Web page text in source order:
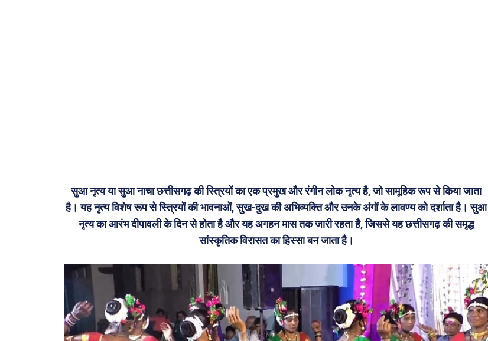
सुआ नृत्य या सुआ नाचा छत्तीसगढ़ की स्त्रियों का एक प्रमुख और रंगीन लोक नृत्य है, जो सामूहिक रूप से किया जाता
है। यह नृत्य विशेष रूप से स्त्रियों की भावनाओं, सुख-दुख की अभिव्यक्ति और उनके अंगों के लावण्य को दर्शाता है। सुआ
नृत्य का आरंभ दीपावली के दिन से होता है और यह अगहन मास तक जारी रहता है, जिससे यह छत्तीसगढ़ की समृद्ध
सांस्कृतिक विरासत का हिस्सा बन जाता है।